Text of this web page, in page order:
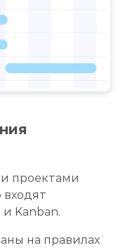
проектами
входят
Kanban.
на правилах